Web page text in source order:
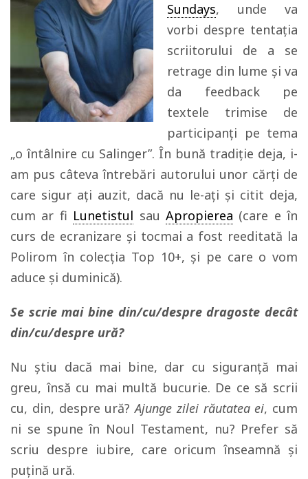
Sundays, unde va
vorbi despre tentația
scriitorului de a se
retrage din lume și va
da feedback pe
textele trimise de
participanți pe tema
„o întâlnire cu Salinger”. În bună tradiție deja, i-
am pus câteva întrebări autorului unor cărți de
care sigur ați auzit, dacă nu le-ați și citit deja,
cum ar fi Lunetistul sau Apropierea (care e în
curs de ecranizare și tocmai a fost reeditată la
Polirom în colecția Top 10+, și pe care o vom
aduce și duminică).
Se scrie mai bine din/cu/despre dragoste decât
din/cu/despre ură?
Nu știu dacă mai bine, dar cu siguranță mai
greu, însă cu mai multă bucurie. De ce să scrii
cu, din, despre ură?Ajunge zilei răutatea ei, cum
ni se spune în Noul Testament, nu? Prefer să
scriu despre iubire, care oricum înseamnă și
puțină ură.